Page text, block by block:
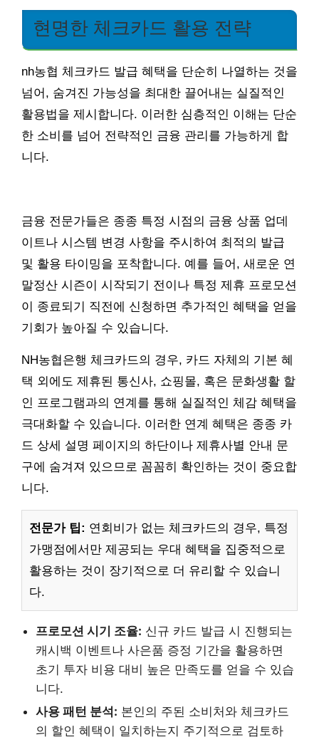
현명한 체크카드 활용 전략
nh농협 체크카드 발급 혜택을 단순히 나열하는 것을
넘어, 숨겨진 가능성을 최대한 끌어내는 실질적인
활용법을 제시합니다. 이러한 심층적인 이해는 단순
한 소비를 넘어 전략적인 금융 관리를 가능하게 합
니다.
금융 전문가들은 종종 특정 시점의 금융 상품 업데
이트나 시스템 변경 사항을 주시하여 최적의 발급
및 활용 타이밍을 포착합니다. 예를 들어, 새로운 연
말정산 시즌이 시작되기 전이나 특정 제휴 프로모션
이 종료되기 직전에 신청하면 추가적인 혜택을 얻을
기회가 높아질 수 있습니다.
NH농협은행 체크카드의 경우, 카드 자체의 기본 혜
택 외에도 제휴된 통신사, 쇼핑몰, 혹은 문화생활 할
인 프로그램과의 연계를 통해 실질적인 체감 혜택을
극대화할 수 있습니다. 이러한 연계 혜택은 종종 카
드 상세 설명 페이지의 하단이나 제휴사별 안내 문
구에 숨겨져 있으므로 꼼꼼히 확인하는 것이 중요합
니다.
전문가 팁: 연회비가 없는 체크카드의 경우, 특정
가맹점에서만 제공되는 우대 혜택을 집중적으로
활용하는 것이 장기적으로 더 유리할 수 있습니
다.
프로모션 시기 조율: 신규 카드 발급 시 진행되는
캐시백 이벤트나 사은품 증정 기간을 활용하면
초기 투자 비용 대비 높은 만족도를 얻을 수 있습
니다.
사용 패턴 분석: 본인의 주된 소비처와 체크카드
의 할인 혜택이 일치하는지 주기적으로 검토하